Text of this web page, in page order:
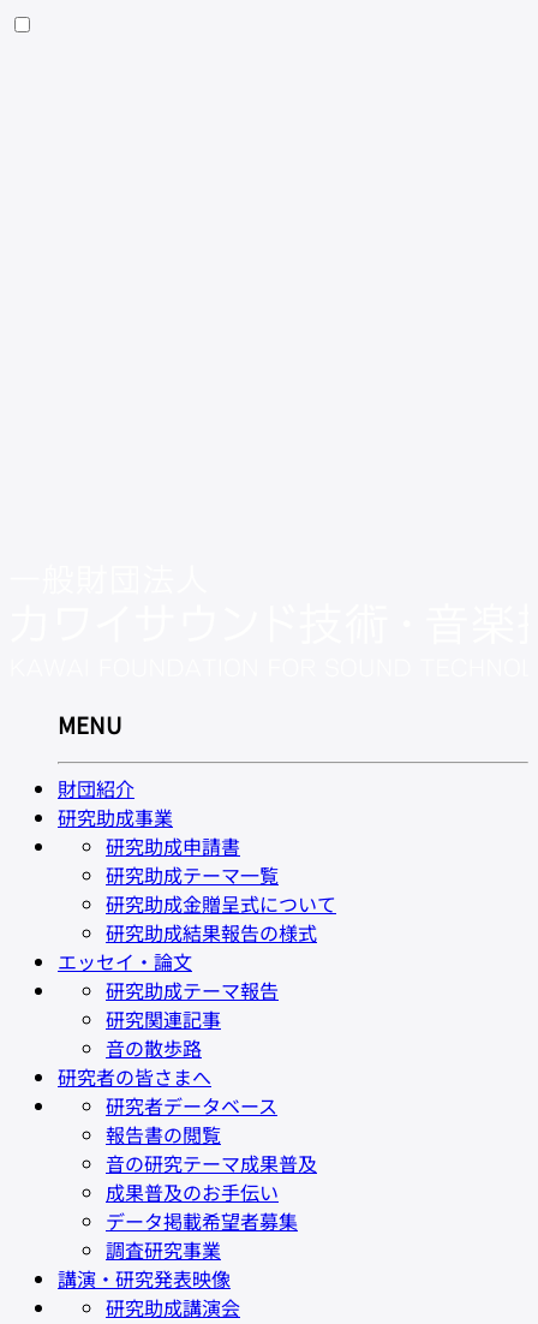
MENU
財団紹介
研究助成事業
研究助成申請書
研究助成テーマ一覧
研究助成金贈呈式について
研究助成結果報告の様式
エッセイ・論文
研究助成テーマ報告
研究関連記事
音の散歩路
研究者の皆さまへ
研究者データベース
報告書の閲覧
音の研究テーマ成果普及
成果普及のお手伝い
データ掲載希望者募集
調査研究事業
講演・研究発表映像
研究助成講演会